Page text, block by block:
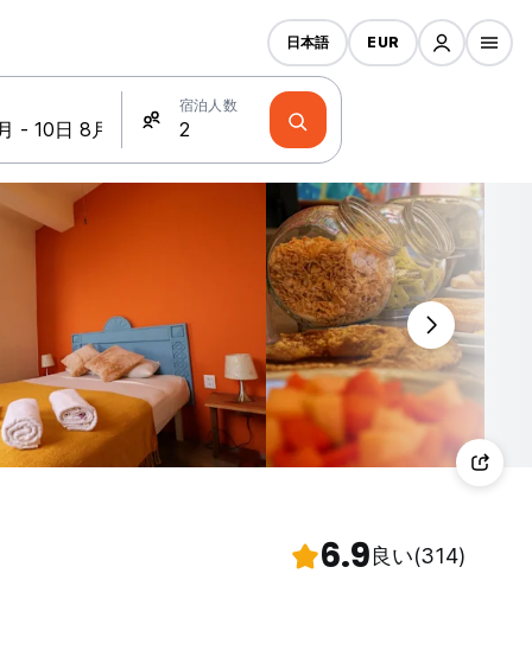
宿泊人数
日本語 EUR
6.9良い(314)